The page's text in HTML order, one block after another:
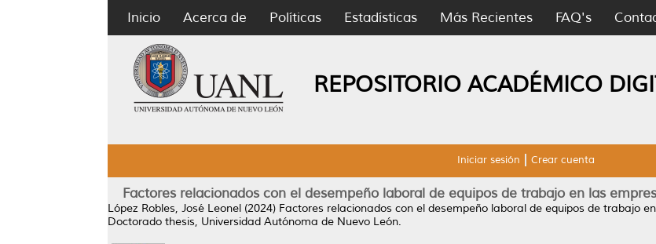
Inicio Acerca de Políticas Estadísticas Más Recientes FAQ's
REPOSITORIO ACADÉMICO
Iniciar sesión Crear cuenta
Factores relacionados con el desempeño laboral de equipos de trabajo en las
López Robles, José Leonel (2024) Factores relacionados con el desempeño laboral de equipos de trabajo
Doctorado thesis, Universidad Autónoma de Nuevo León.